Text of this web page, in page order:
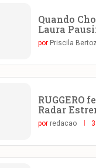
Quando
Laura
por Priscila
RUGGERO
Radar
por redacao